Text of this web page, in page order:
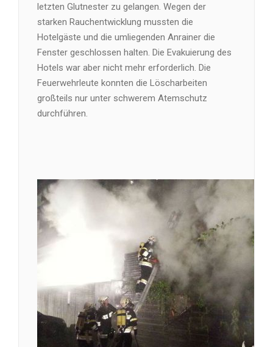
letzten Glutnester zu gelangen. Wegen der
starken Rauchentwicklung mussten die
Hotelgäste und die umliegenden Anrainer die
Fenster geschlossen halten. Die Evakuierung des
Hotels war aber nicht mehr erforderlich. Die
Feuerwehrleute konnten die Löscharbeiten
großteils nur unter schwerem Atemschutz
durchführen.